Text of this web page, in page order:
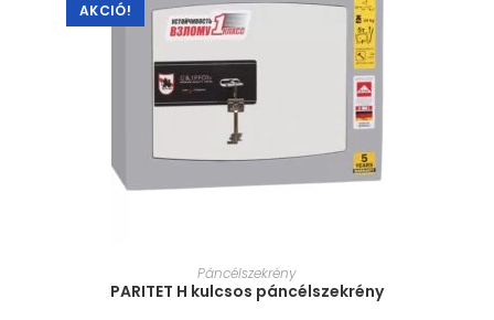
AKCIÓ!
MÉRET VÁLASZTÁSA
Páncélszekrény
PARITET H kulcsos páncélszekrény